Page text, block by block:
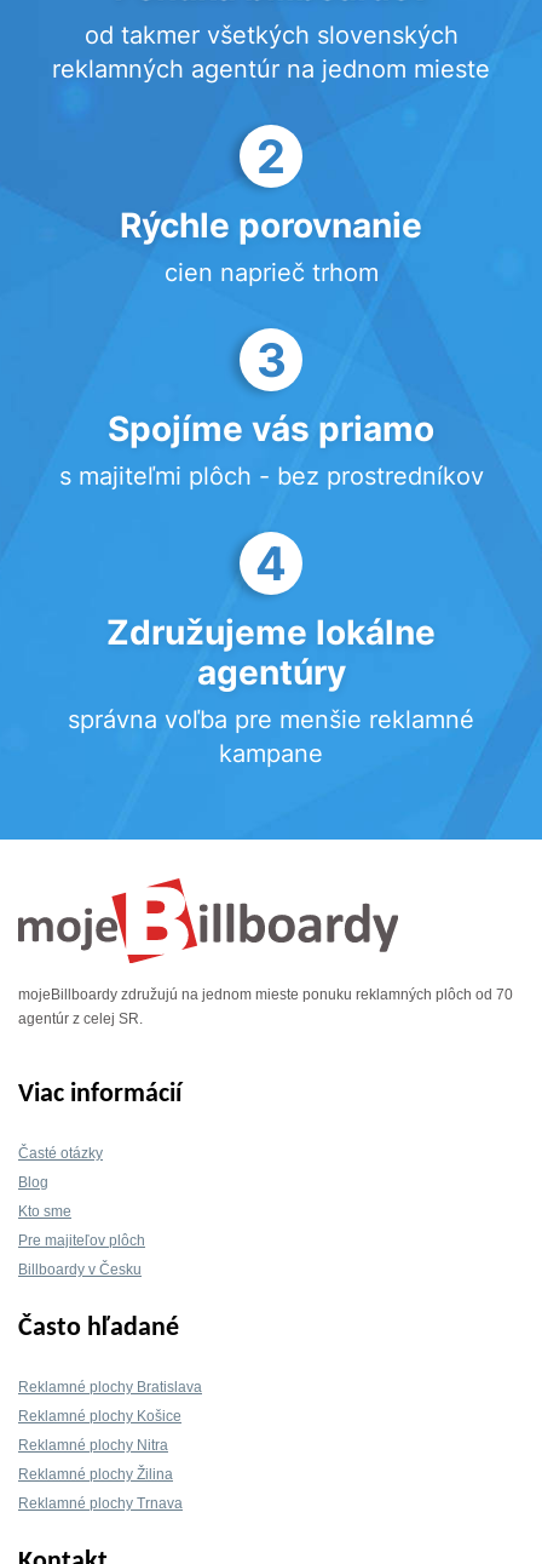
od takmer všetkých slovenských
reklamných agentúr na jednom mieste
2
Rýchle porovnanie
cien naprieč trhom
3
Spojíme vás priamo
s majiteľmi plôch - bez prostredníkov
4
Združujeme lokálne
agentúry
správna voľba pre menšie reklamné
kampane
mojeBillboardy združujú na jednom mieste ponuku reklamných plôch od 70
agentúr z celej SR.
Viac informácií
Časté otázky
Blog
Kto sme
Pre majiteľov plôch
Billboardy v Česku
Často hľadané
Reklamné plochy Bratislava
Reklamné plochy Košice
Reklamné plochy Nitra
Reklamné plochy Žilina
Reklamné plochy Trnava